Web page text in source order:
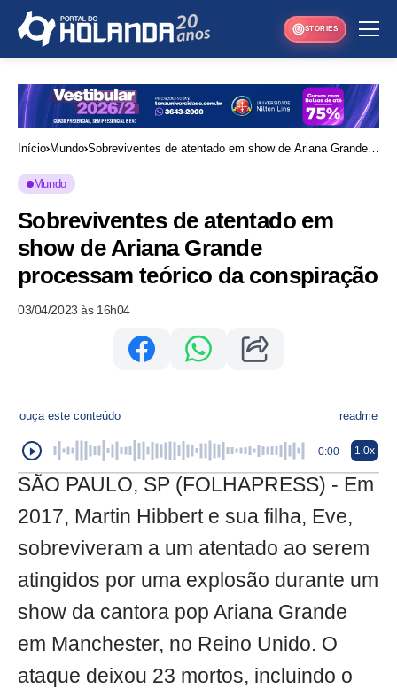
STORIES
Início Mundo Sobreviventes de atentado em show de Ariana Grande
Mundo
Sobreviventes de atentado em
show de Ariana Grande
processam teórico da conspiração
03/04/2023 às 16h04
ouça este conteúdo readme
0:00 1.0x
SÃO PAULO, SP (FOLHAPRESS) - Em
2017, Martin Hibbert e sua filha, Eve,
sobreviveram a um atentado ao serem
atingidos por uma explosão durante um
show da cantora pop Ariana Grande
em Manchester, no Reino Unido. O
ataque deixou 23 mortos, incluindo o